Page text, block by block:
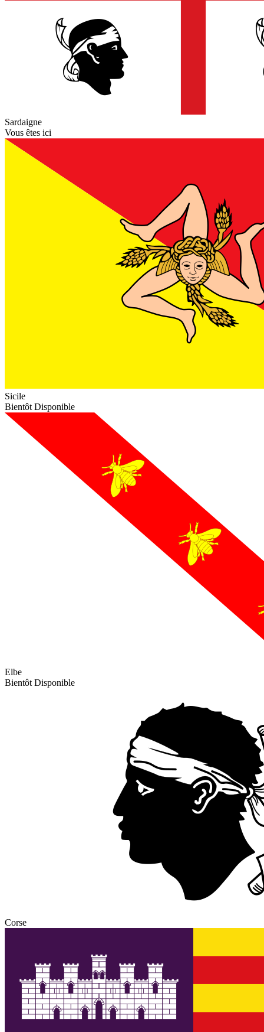
Sardaigne
Vous êtes ici
Sicile
Bientôt Disponible
Elbe
Bientôt Disponible
Corse